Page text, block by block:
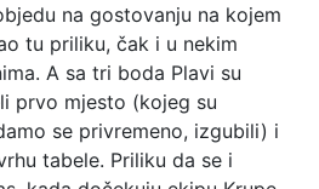
na gostovanju na kojem
tu priliku, čak i u nekim
A sa tri boda Plavi su
prvo mjesto (kojeg su
se privremeno, izgubili) i
tabele. Priliku da se i